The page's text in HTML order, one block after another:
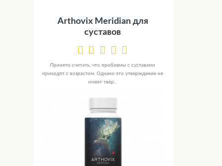
Arthovix Meridian для
суставов
Принято считать, что проблемы с суставами
приходят с возрастом. Однако это утверждение не
имеет твёр...